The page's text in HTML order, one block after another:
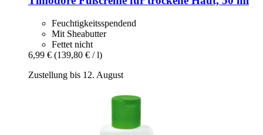
Feuchtigkeitsspendend
Mit Sheabutter
Fettet nicht
6,99 € (139,80 € / l)
Zustellung bis 12. August